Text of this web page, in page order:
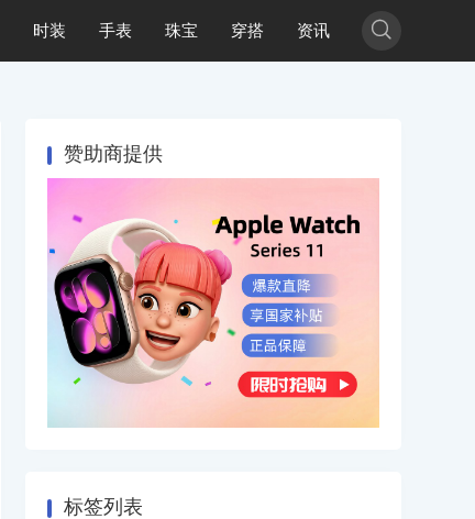
时装 手表 珠宝 穿搭 资讯 
赞助商提供
标签列表